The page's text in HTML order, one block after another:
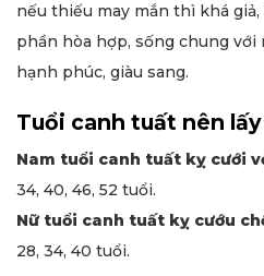
nếu thiếu may mắn thì khá
phần hòa hợp, sống chung với
hạnh phúc, giàu sang.
Tuổi canh tuất nên
Nam tuổi canh tuất kỵ cưới
34, 40, 46, 52 tuổi.
Nữ tuổi canh tuất kỵ cướu
28, 34, 40 tuổi.